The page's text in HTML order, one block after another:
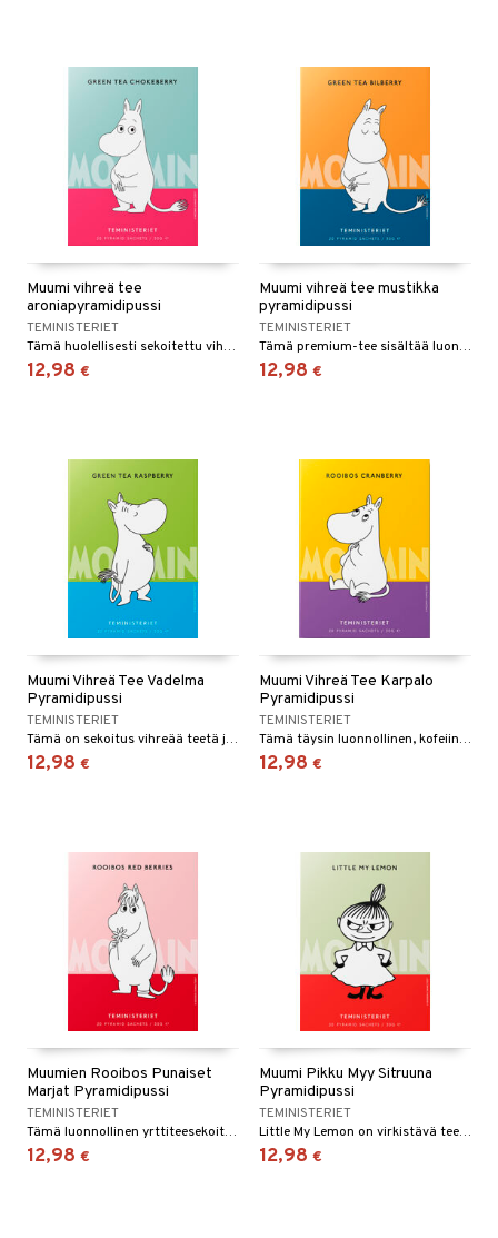
Muumi vihreä tee
aroniapyramidipussi
TEMINISTERIET
Tämä huolellisesti sekoitettu vihreän teen, sitruunaruohon ja aronian yhdistelmä tarjoaa virkistävän, rikkaan maun.
12,98 €
Muumi vihreä tee mustikka
pyramidipussi
TEMINISTERIET
Tämä premium-tee sisältää luonnollisesti valmistettua vihreää teetä, mustikoita, ruiskukkia, auringonkukkia, kehäkukkia ja ruusun terälehtiä tarjoten kasvitieteellisesti monimutkaisen makuelämyksen.
12,98 €
Muumi Vihreä Tee Vadelma
Pyramidipussi
TEMINISTERIET
Tämä on sekoitus vihreää teetä ja vadelmaa, joka antaa kirkkaan ja intensiivisen maun.
12,98 €
Muumi Vihreä Tee Karpalo
Pyramidipussi
TEMINISTERIET
Tämä täysin luonnollinen, kofeiiniton rooibos-sekoitus sisältää rooibosteetä ja gojimarjoja, mikä antaa rikkaan ja pehmeän teekupin virkistävällä maulla.
12,98 €
Muumien Rooibos Punaiset
Marjat Pyramidipussi
TEMINISTERIET
Tämä luonnollinen yrttiteesekoitus yhdistää rooiboksen makeisiin ja kirpeisiin punaisten marjojen ja viinimarjojen makuihin tarjoten kofeiinittoman teen, joka antaa maukkaan iskun.
12,98 €
Muumi Pikku Myy Sitruuna
Pyramidipussi
TEMINISTERIET
Little My Lemon on virkistävä teeseos, joka on valmistettu vihreästä teestä, inkivääristä ja sitruksisesta sitruunan mausta.
12,98 €